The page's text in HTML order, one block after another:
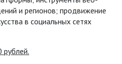
и регионов; продвижение
в социальных сетях
рублей.